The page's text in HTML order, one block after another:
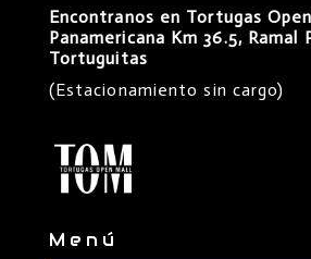
Encontranos en Tortugas
Panamericana Km 36.5, Ramal
Tortuguitas
(Estacionamiento sin cargo)
Menú